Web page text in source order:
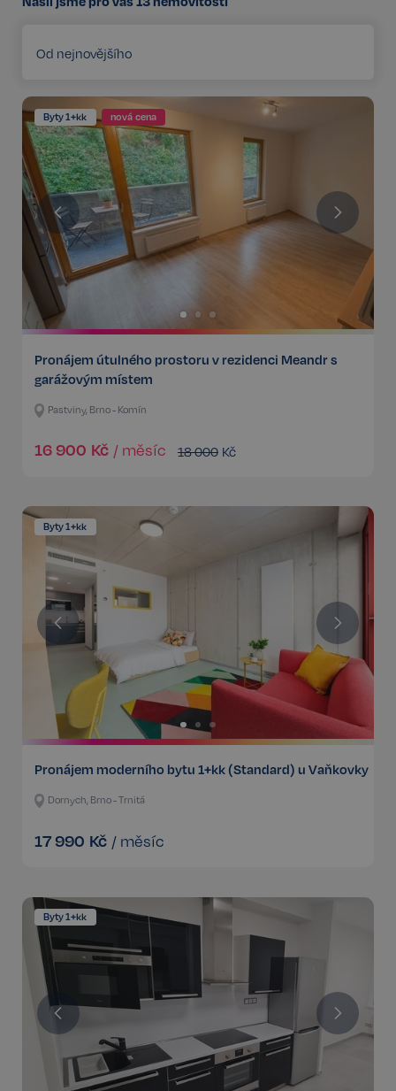
Od nejnovějšího
Byty 1+kk nová cena
Pronájem útulného prostoru v rezidenci Meandr s
garážovým místem
Pastviny, Brno - Komín
16 900 Kč / měsíc 18 000 Kč
Byty 1+kk
Pronájem moderního bytu 1+kk (Standard) u Vaňkovky
Dornych, Brno - Trnitá
17 990 Kč / měsíc
Byty 1+kk